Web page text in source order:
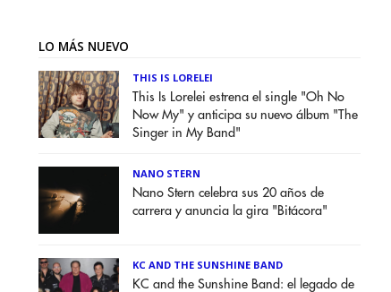
LO MÁS NUEVO
THIS IS LORELEI
This Is Lorelei estrena el single "Oh No
Now My" y anticipa su nuevo álbum "The
Singer in My Band"
NANO STERN
Nano Stern celebra sus 20 años de
carrera y anuncia la gira "Bitácora"
KC AND THE SUNSHINE BAND
KC and the Sunshine Band: el legado de